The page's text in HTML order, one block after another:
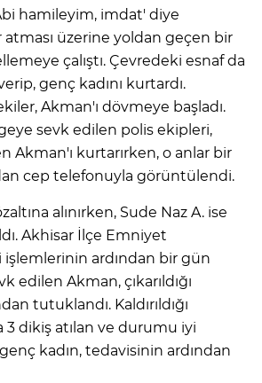
hamileyim, imdat' diye
atması üzerine yoldan geçen bir
çalıştı. Çevredeki esnaf da
genç kadını kurtardı.
Akman'ı dövmeye başladı.
sevk edilen polis ekipleri,
Akman'ı kurtarırken, o anlar bir
cep telefonuyla görüntülendi.
alınırken, Sude Naz A. ise
Akhisar İlçe Emniyet
ardından bir gün
edilen Akman, çıkarıldığı
tutuklandı. Kaldırıldığı
3 dikiş atılan ve durumu iyi
kadın, tedavisinin ardından